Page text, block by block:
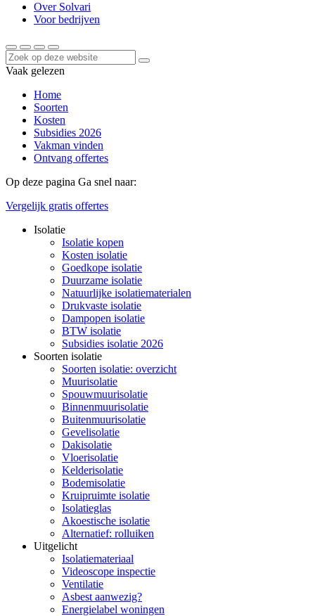
Over Solvari
Voor bedrijven
Vaak gelezen
Home
Soorten
Kosten
Subsidies 2026
Vakman vinden
Ontvang offertes
Op deze pagina Ga snel naar:
Vergelijk gratis offertes
Isolatie
Isolatie kopen
Kosten isolatie
Goedkope isolatie
Duurzame isolatie
Natuurlijke isolatiematerialen
Drukvaste isolatie
Dampopen isolatie
BTW isolatie
Subsidies isolatie 2026
Soorten isolatie
Soorten isolatie: overzicht
Muurisolatie
Spouwmuurisolatie
Binnenmuurisolatie
Buitenmuurisolatie
Gevelisolatie
Dakisolatie
Vloerisolatie
Kelderisolatie
Bodemisolatie
Kruipruimte isolatie
Isolatieglas
Akoestische isolatie
Alternatief: rolluiken
Uitgelicht
Isolatiemateriaal
Videoscope inspectie
Ventilatie
Asbest aanwezig?
Energielabel woningen